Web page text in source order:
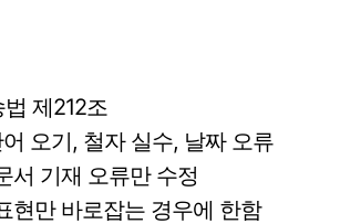
제212조
오기, 철자 실수, 날짜 오류
서 기재 오류만 수정
현만 바로잡는 경우에 한함